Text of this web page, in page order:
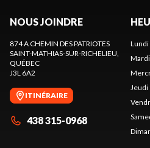
NOUS JOINDRE
874 A CHEMIN DES PATRIOTES
SAINT-MATHIAS-SUR-RICHELIEU,
QUÉBEC
J3L 6A2
ITINÉRAIRE
438 315-0968
Lundi
Mardi
Jeudi